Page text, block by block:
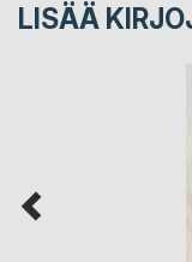
LISÄÄ